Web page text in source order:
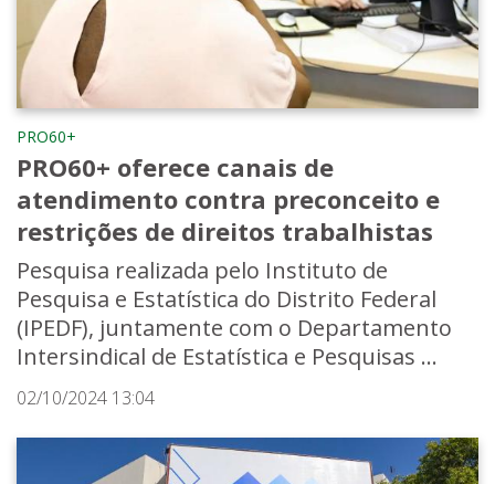
PRO60+
PRO60+ oferece canais de
atendimento contra preconceito e
restrições de direitos trabalhistas
Pesquisa realizada pelo Instituto de
Pesquisa e Estatística do Distrito Federal
(IPEDF), juntamente com o Departamento
Intersindical de Estatística e Pesquisas ...
02/10/2024 13:04